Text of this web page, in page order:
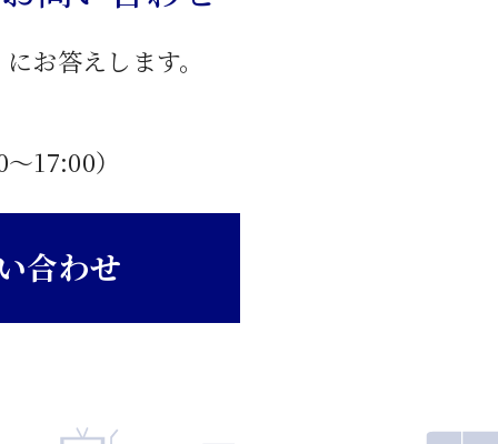
お答えします。
〜17:00）
合わせ